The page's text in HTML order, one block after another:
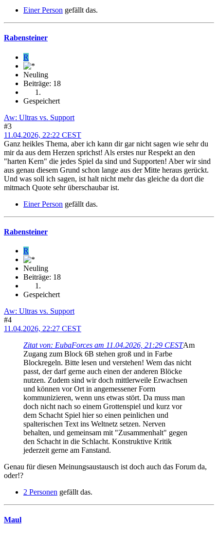
Einer Person gefällt das.
Rabensteiner
R
Neuling
Beiträge: 18
Gespeichert
Aw: Ultras vs. Support
#3
11.04.2026, 22:22 CEST
Ganz heikles Thema, aber ich kann dir gar nicht sagen wie sehr du
mir da aus dem Herzen sprichst! Als erstes nur Respekt an den
"harten Kern" die jedes Spiel da sind und Supporten! Aber wir sind
aus genau diesem Grund schon lange aus der Mitte heraus gerückt.
Und was soll ich sagen, ist halt nicht mehr das gleiche da dort die
mitmach Quote sehr überschaubar ist.
Einer Person gefällt das.
Rabensteiner
R
Neuling
Beiträge: 18
Gespeichert
Aw: Ultras vs. Support
#4
11.04.2026, 22:27 CEST
Zitat von: EubaForces am 11.04.2026, 21:29 CESTAm
Zugang zum Block 6B stehen groß und in Farbe
Blockregeln. Bitte lesen und verstehen! Wem das nicht
passt, der darf gerne auch einen der anderen Blöcke
nutzen. Zudem sind wir doch mittlerweile Erwachsen
und können vor Ort in angemessener Form
kommunizieren, wenn uns etwas stört. Da muss man
doch nicht nach so einem Grottenspiel und kurz vor
dem Schacht Spiel hier so einen peinlichen und
spalterischen Text ins Weltnetz setzen. Nerven
behalten, und gemeinsam mit "Zusammenhalt" gegen
den Schacht in die Schlacht. Konstruktive Kritik
jederzeit gerne am Fanstand.
Genau für diesen Meinungsaustausch ist doch auch das Forum da,
oder!?
2 Personen gefällt das.
Maul